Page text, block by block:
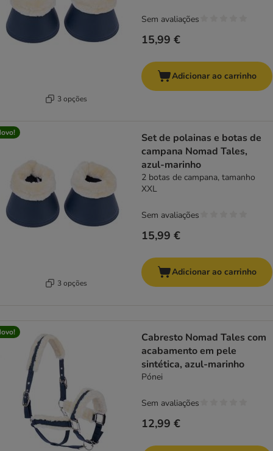
3 opções
15,99 €
Sem avaliações
Adicionar ao carrinho
3 opções
Set de polainas e botas de
campana Nomad Tales,
azul-marinho
2 botas de campana, tamanho
XXL
15,99 €
Sem avaliações
Adicionar ao carrinho
Cabresto Nomad Tales com
acabamento em pele
sintética, azul-marinho
Pónei
12,99 €
Sem avaliações